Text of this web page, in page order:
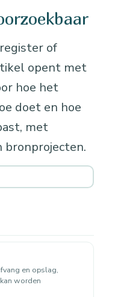
of
opent met
hoe het
doet en hoe
met
en opslag,
worden